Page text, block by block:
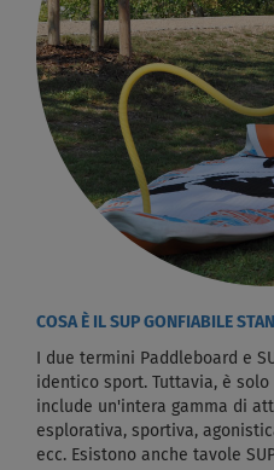
COSA È IL SUP GONFIABILE
I due termini Paddleboard e
identico sport. Tuttavia, è
include un'intera gamma di
esplorativa, sportiva,
ecc. Esistono anche tavole